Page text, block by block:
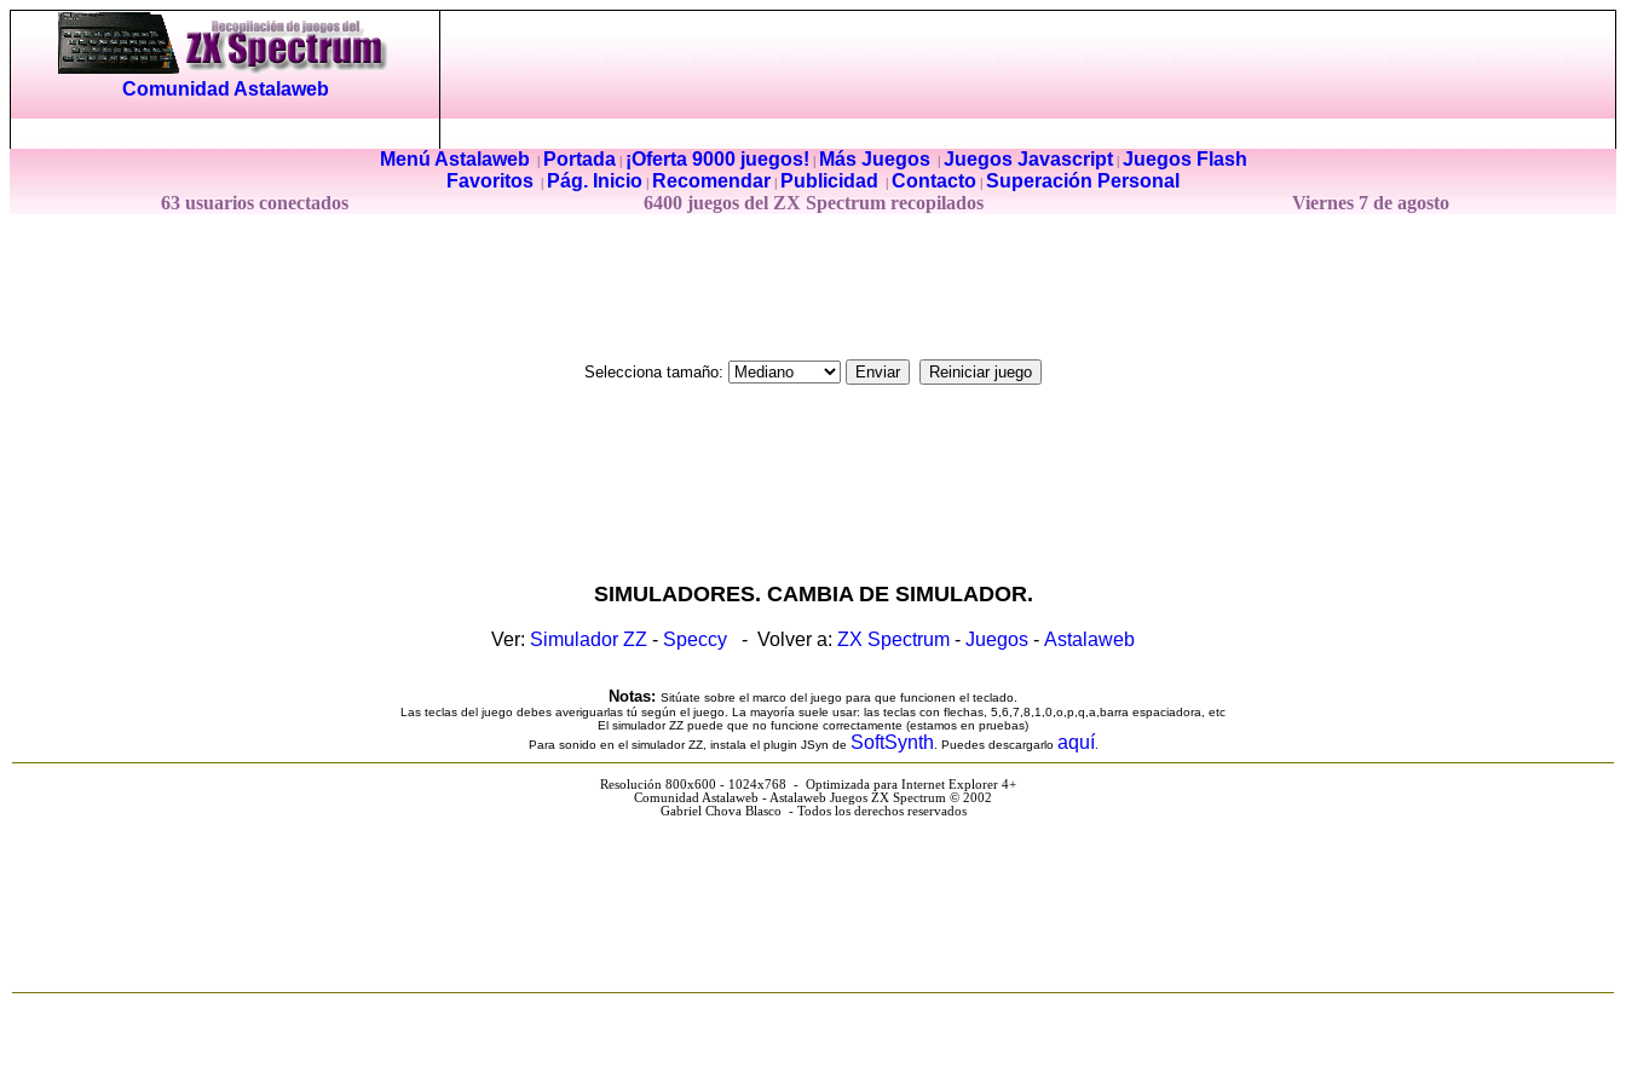
Comunidad Astalaweb
Menú Astalaweb| Portada| ¡Oferta 9000 juegos! Más Juegos| Juegos Javascript| Juegos Flash
Favoritos
Pág. Inicio Recomendar Publicidad Contacto Superación Personal
63 usuarios conectados
6400 juegos del ZX Spectrum recopilados Viernes 7 de agosto
Selecciona tamaño:
SIMULADORES. CAMBIA DE SIMULADOR.
Ver: Simulador ZZ - Speccy - Volver a: ZX Spectrum - Juegos - Astalaweb
Notas: Sitúate sobre el marco del juego para que funcionen el teclado.
Las teclas del juego debes averiguarlas tú según el juego. La mayoría suele usar: las teclas con flechas, 5,6,7,8,1,0,o,p,q,a,barra espaciadora, etc
El simulador ZZ puede que no funcione correctamente (estamos en pruebas)
Para sonido en el simulador ZZ, instala el plugin JSyn de SoftSynth . Puedes descargarlo aquí
Resolución 800x600 - 1024x768 - Optimizada para Internet Explorer 4+
Comunidad Astalaweb - Astalaweb Juegos ZX Spectrum © 2002
Gabriel Chova Blasco - Todos los derechos reservados